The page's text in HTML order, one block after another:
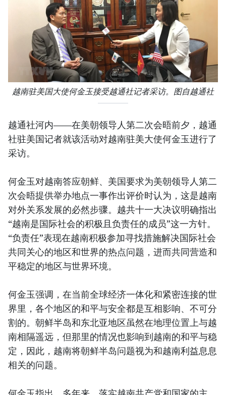
越南驻美国大使何金玉接受越通社记者采访。图自越通社
越通社河内——在美朝领导人第二次会晤前夕，越通
社驻美国记者就该活动对越南驻美大使何金玉进行了
采访。
何金玉对越南答应朝鲜、美国要求为美朝领导人第二
次会晤提供举办地点一事作出评价时认为，这是越南
对外关系发展的必然步骤。越共十一大决议明确指出
“越南是国际社会的积极且负责任的成员”这一方针。
“负责任”表现在越南积极参加寻找措施解决国际社会
共同关心的地区和世界的热点问题，进而共同营造和
平稳定的地区与世界环境。
何金玉强调，在当前全球经济一体化和紧密连接的世
界里，各个地区的和平与安全都是互相影响、不可分
割的。朝鲜半岛和东北亚地区虽然在地理位置上与越
南相隔遥远，但那里的情况也影响到越南的和平与稳
定，因此，越南将朝鲜半岛问题视为和越南利益息息
相关的问题。